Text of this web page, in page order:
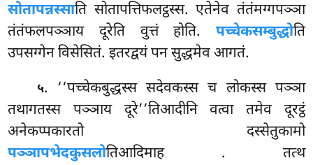
सोतापन्नस्साति सोतापत्तिफलट्ठस्स. एतेनेव तंतंमग्गपञ्ञा
तंतंफलपञ्ञाय दूरेति वुत्तं होति. पच्चेकसम्बुद्धोति
उपसग्गेन विसेसितं. इतरद्वयं पन सुद्धमेव आगतं.
५. ‘‘पच्चेकबुद्धस्स सदेवकस्स च लोकस्स पञ्ञा
तथागतस्स पञ्ञाय दूरे’’तिआदीनि वत्वा तमेव दूरट्ठं
अनेकप्पकारतो दस्सेतुकामो
पञ्ञापभेदकुसलोतिआदिमाह . तत्थ